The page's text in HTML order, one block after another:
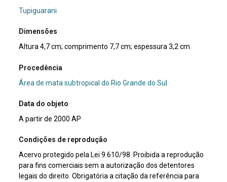
Tupiguarani
Dimensões
Altura 4,7 cm; comprimento 7,7 cm; espessura 3,2 cm
Procedência
Área de mata subtropical do Rio Grande do Sul
Data do objeto
A partir de 2000 AP
Condições de reprodução
Acervo protegido pela Lei 9.610/98. Proibida a reprodução
para fins comerciais sem a autorização dos detentores
legais do direito. Obrigatória a citação da referência para